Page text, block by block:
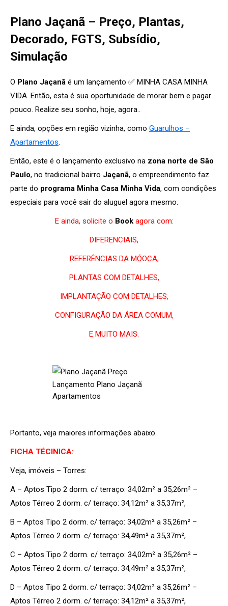
Plano Jaçanã – Preço, Plantas,
Decorado, FGTS, Subsídio,
Simulação
O Plano Jaçanã é um lançamento ✅ MINHA CASA MINHA
VIDA. Então, esta é sua oportunidade de morar bem e pagar
pouco. Realize seu sonho, hoje, agora..
E ainda, opções em região vizinha, como Guarulhos –
Apartamentos.
Então, este é o lançamento exclusivo na zona norte de São
Paulo, no tradicional bairro Jaçanã, o empreendimento faz
parte do programa Minha Casa Minha Vida, com condições
especiais para você sair do aluguel agora mesmo.
E ainda, solicite o Bookagora com:
DIFERENCIAIS,
REFERÊNCIAS DA MÓOCA,
PLANTAS COM DETALHES,
IMPLANTAÇÃO COM DETALHES,
CONFIGURAÇÃO DA ÁREA COMUM,
E MUITO MAIS.
Lançamento Plano Jaçanã
Apartamentos
Portanto, veja maiores informações abaixo.
FICHA TÉCINICA:
Veja, imóveis – Torres:
A – Aptos Tipo 2 dorm. c/ terraço: 34,02m² a 35,26m² –
Aptos Térreo 2 dorm. c/ terraço: 34,12m² a 35,37m²,
B – Aptos Tipo 2 dorm. c/ terraço: 34,02m² a 35,26m² –
Aptos Térreo 2 dorm. c/ terraço: 34,49m² a 35,37m²,
C – Aptos Tipo 2 dorm. c/ terraço: 34,02m² a 35,26m² –
Aptos Térreo 2 dorm. c/ terraço: 34,49m² a 35,37m²,
D – Aptos Tipo 2 dorm. c/ terraço: 34,02m² a 35,26m² –
Aptos Térreo 2 dorm. c/ terraço: 34,12m² a 35,37m²,